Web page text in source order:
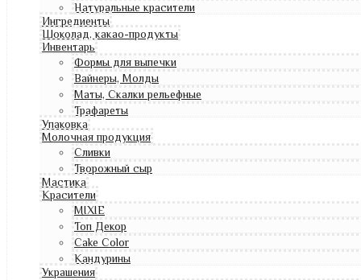
Натуральные красители
Ингредиенты
Шоколад, какао-продукты
Инвентарь
Формы для выпечки
Вайнеры, Молды
Маты, Скалки рельефные
Трафареты
Упаковка
Молочная продукция
Сливки
Творожный сыр
Мастика
Красители
MIXIE
Топ Декор
Cake Color
Кандурины
Украшения